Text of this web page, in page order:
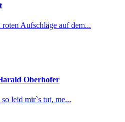
Aufschläge auf dem...
Oberhofer
leid mir`s tut, me...